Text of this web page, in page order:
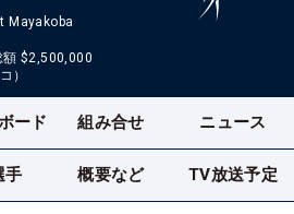
Mayakoba
額 $2,500,000
）
ード 組み合せ ニュース
手 概要など TV放送予定